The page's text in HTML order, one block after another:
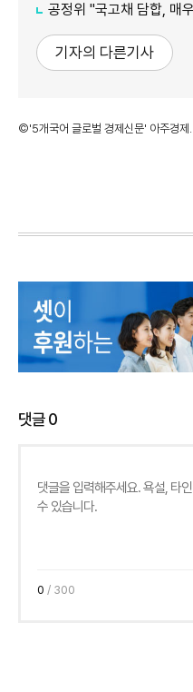
공정위 "국고채 담합, 매우 중대
기자의 다른기사
©'5개국어 글로벌 경제신문' 아주경제.
댓글0
0 / 300